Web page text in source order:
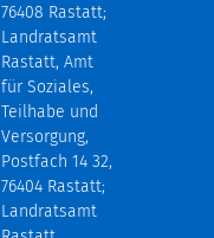
76408 Rastatt;
Landratsamt
Rastatt, Amt
für Soziales,
Teilhabe und
Versorgung,
Postfach 14 32,
76404 Rastatt;
Landratsamt